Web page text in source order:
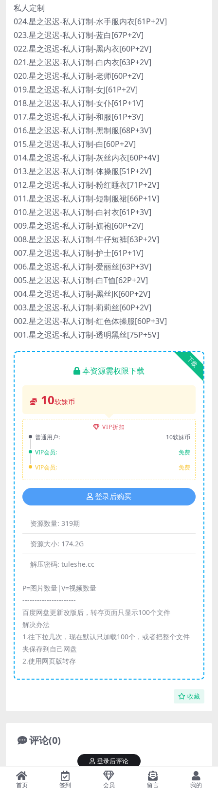
私人定制
024.星之迟迟-私人订制-水手服内衣[61P+2V]
023.星之迟迟-私人订制-蓝白[67P+2V]
022.星之迟迟-私人订制-黑内衣[60P+2V]
021.星之迟迟-私人订制-白内衣[63P+2V]
020.星之迟迟-私人订制-老师[60P+2V]
019.星之迟迟-私人订制-女J[61P+2V]
018.星之迟迟-私人订制-女仆[61P+1V]
017.星之迟迟-私人订制-和服[61P+3V]
016.星之迟迟-私人订制-黑制服[68P+3V]
015.星之迟迟-私人订制-白[60P+2V]
014.星之迟迟-私人订制-灰丝内衣[60P+4V]
013.星之迟迟-私人订制-体操服[51P+2V]
012.星之迟迟-私人订制-粉红睡衣[71P+2V]
011.星之迟迟-私人订制-短制服裙[66P+1V]
010.星之迟迟-私人订制-白衬衣[61P+3V]
009.星之迟迟-私人订制-旗袍[60P+2V]
008.星之迟迟-私人订制-牛仔短裤[63P+2V]
007.星之迟迟-私人订制-护士[61P+1V]
006.星之迟迟-私人订制-爱丽丝[63P+3V]
005.星之迟迟-私人订制-白T恤[62P+2V]
004.星之迟迟-私人订制-黑丝JK[60P+2V]
003.星之迟迟-私人订制-莉莉丝[60P+2V]
002.星之迟迟-私人订制-红色体操服[60P+3V]
001.星之迟迟-私人订制-透明黑丝[75P+5V]
下载
本资源需权限下载
10软妹币
VIP折扣
普通用户:
10软妹币
VIP会员:
免费
VIP会员:
免费
登录后购买
资源数量: 319期
资源大小: 174.2G
解压密码: tuleshe.cc
P=图片数量|V=视频数量
----------------------
百度网盘更新改版后，转存页面只显示100个文件
解决办法
1.往下拉几次，现在默认只加载100个，或者把整个文件
夹保存到自己网盘
2.使用网页版转存
收藏
评论(0)
提示：请文明发言
登录后评论
首页 签到 会员 留言 我的